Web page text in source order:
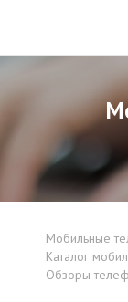
Мобильные
Каталог
Обзоры